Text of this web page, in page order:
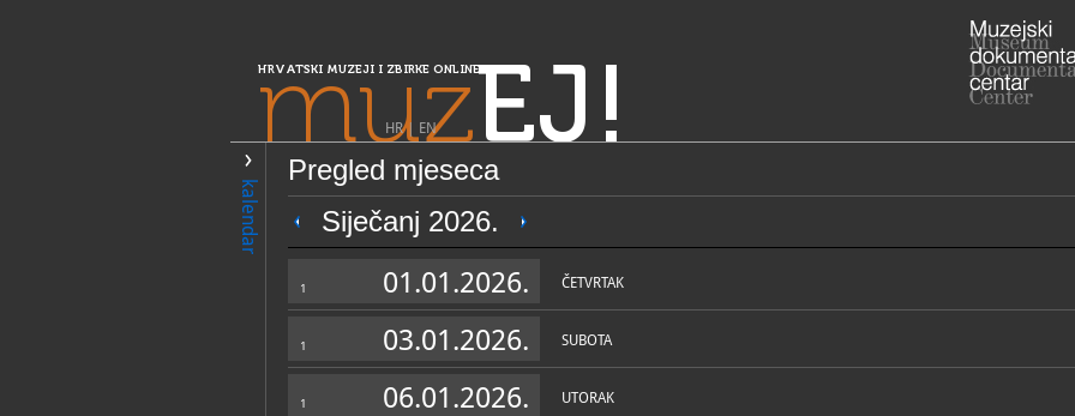
HRVATSKI MUZEJI I ZBIRKE ONLINE
muzEJ!
HR| EN
kalendar
Pregled mjeseca
Siječanj 2026.
1 01.01.2026. ČETVRTAK
1 03.01.2026. SUBOTA
1 06.01.2026. UTORAK
PRETRAŽIVANJE
Središnja Hrvatska
Zavičajni muzej Ozalj
- , Etno